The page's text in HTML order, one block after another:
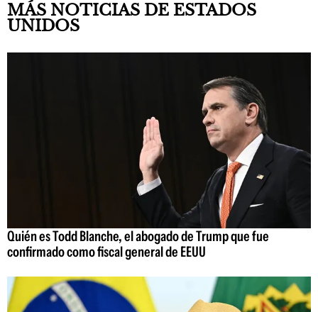
MÁS NOTICIAS DE ESTADOS
UNIDOS
Quién es Todd Blanche, el abogado de Trump que fue
confirmado como fiscal general de EEUU